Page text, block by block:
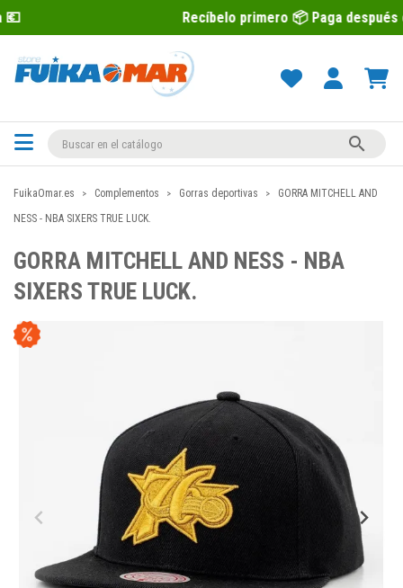
Recíbelo primero 📦 Paga después con Sequra

FuikaOmar.es Complementos Gorras deportivas
GORRA MITCHELL AND
NESS - NBA SIXERS TRUE LUCK.
GORRA MITCHELL AND NESS - NBA
SIXERS TRUE LUCK.